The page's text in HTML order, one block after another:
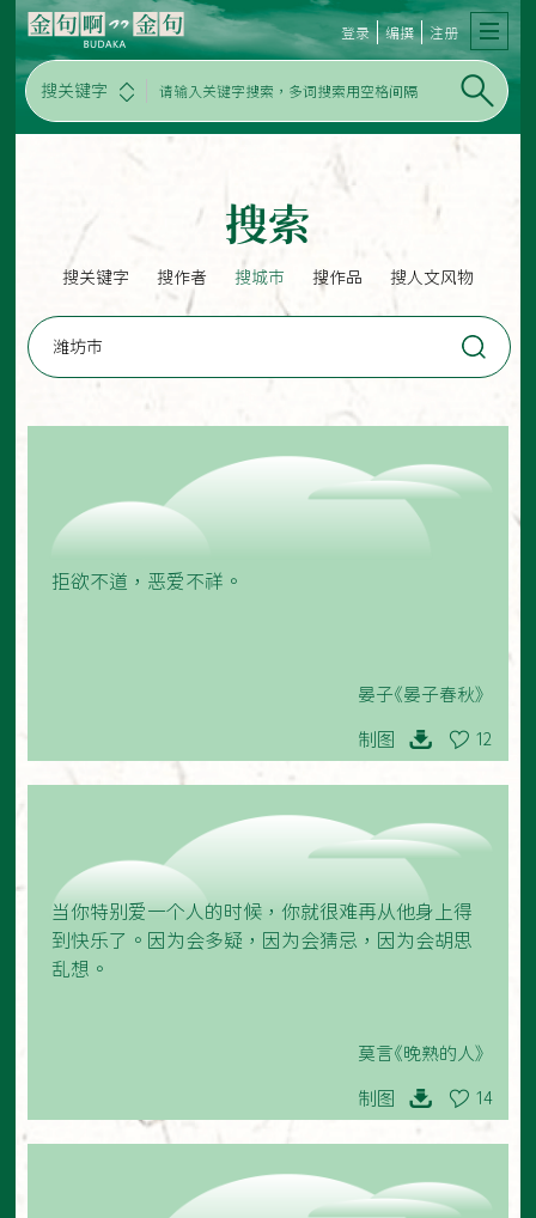
搜关键字
登录 编撰 注册
搜索
搜关键字 搜作者 搜城市 搜作品 搜人文风物
拒欲不道，恶爱不祥。
晏子《晏子春秋》
制图 12
当你特别爱一个人的时候，你就很难再从他身上得
到快乐了。因为会多疑，因为会猜忌，因为会胡思
乱想。
莫言《晚熟的人》
制图 14